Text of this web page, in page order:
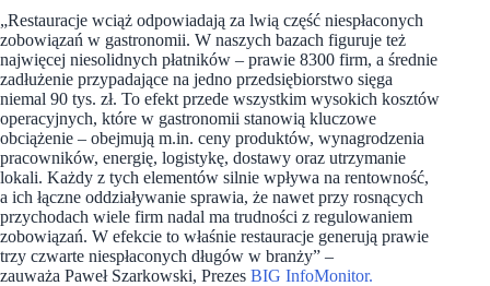
„Restauracje wciąż odpowiadają za lwią część niespłaconych
zobowiązań w gastronomii. W naszych bazach figuruje też
najwięcej niesolidnych płatników – prawie 8300 firm, a średnie
zadłużenie przypadające na jedno przedsiębiorstwo sięga
niemal 90 tys. zł. To efekt przede wszystkim wysokich kosztów
operacyjnych, które w gastronomii stanowią kluczowe
obciążenie – obejmują m.in. ceny produktów, wynagrodzenia
pracowników, energię, logistykę, dostawy oraz utrzymanie
lokali. Każdy z tych elementów silnie wpływa na rentowność,
a ich łączne oddziaływanie sprawia, że nawet przy rosnących
przychodach wiele firm nadal ma trudności z regulowaniem
zobowiązań. W efekcie to właśnie restauracje generują prawie
trzy czwarte niespłaconych długów w branży” –
zauważa Paweł Szarkowski, Prezes BIG InfoMonitor.